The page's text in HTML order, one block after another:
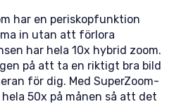
har en periskopfunktion
in utan att förlora
har hela 10x hybrid zoom.
på att ta en riktigt bra bild
för dig. Med SuperZoom-
50x på månen så att det